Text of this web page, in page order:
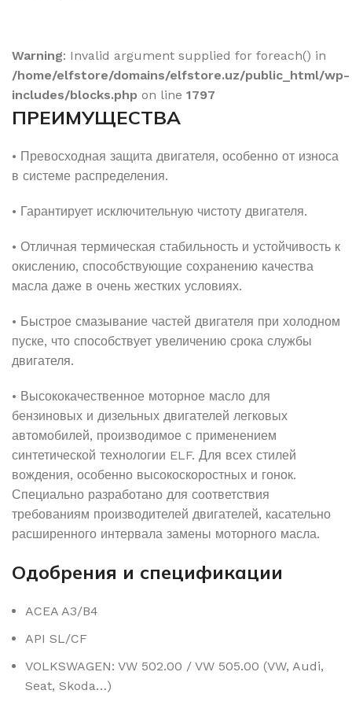
Warning: Invalid argument supplied for foreach() in
/home/elfstore/domains/elfstore.uz/public_html/wp-
includes/blocks.php on line 1797
ПРЕИМУЩЕСТВА
• Превосходная защита двигателя, особенно от износа
в системе распределения.
• Гарантирует исключительную чистоту двигателя.
• Отличная термическая стабильность и устойчивость к
окислению, способствующие сохранению качества
масла даже в очень жестких условиях.
• Быстрое смазывание частей двигателя при холодном
пуске, что способствует увеличению срока службы
двигателя.
• Высококачественное моторное масло для
бензиновых и дизельных двигателей легковых
автомобилей, производимое с применением
синтетической технологии ELF. Для всех стилей
вождения, особенно высокоскоростных и гонок.
Специально разработано для соответствия
требованиям производителей двигателей, касательно
расширенного интервала замены моторного масла.
Одобрения и спецификации
ACEA A3/B4
API SL/CF
VOLKSWAGEN: VW 502.00 / VW 505.00 (VW, Audi,
Seat, Skoda…)